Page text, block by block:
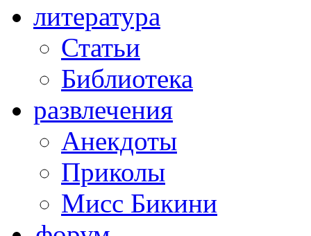
литература
Статьи
Библиотека
развлечения
Анекдоты
Приколы
Мисс Бикини